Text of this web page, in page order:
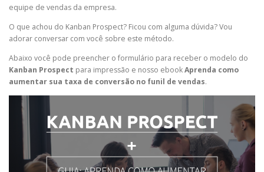
equipe de vendas da empresa.
O que achou do Kanban Prospect? Ficou com alguma dúvida? Vou
adorar conversar com você sobre este método.
Abaixo você pode preencher o formulário para receber o modelo do
Kanban Prospect para impressão e nosso ebookAprenda como
aumentar sua taxa de conversão no funil de vendas.